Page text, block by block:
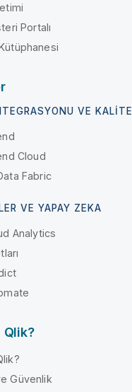
Portalı
VE KALITE
Cloud
Fabric
VE YAPAY ZEKA
Analytics
Qlik?
Güvenlik